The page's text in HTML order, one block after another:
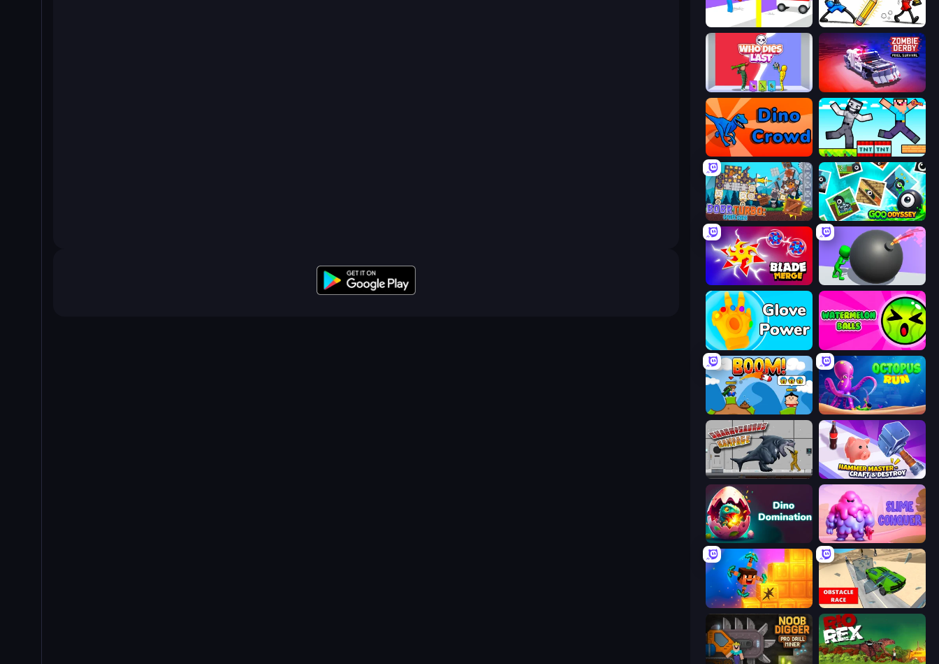
Rescue Throw Doodle Smash
Who Dies Last? Zombie Derby: Pixel Survival
Dino Crowd Noob Gigachad: Parkour Tricks Challenge
Bobr Turbo: Craft Cars Goo Odyssey
Blade Merge Bomb Roll
Glove Power Watermelon Balls
Boom! OctopusRun
Sharkosaurus Rampage Hammer Master－Craft & Destroy!
Dino Domination Slime Conquer: Epic Battles
Merge & Dig! Obstacle Race: Destroying Simulator!